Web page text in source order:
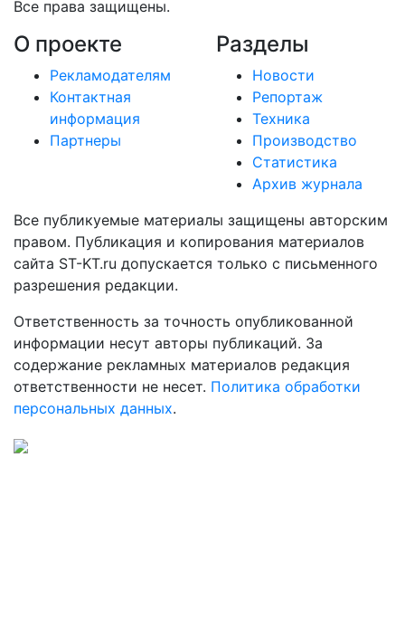
Все права защищены.
О проекте
Рекламодателям
Контактная
информация
Партнеры
Разделы
Новости
Репортаж
Техника
Производство
Статистика
Архив журнала
Все публикуемые материалы защищены авторским
правом. Публикация и копирования материалов
сайта ST-KT.ru допускается только с письменного
разрешения редакции.
Ответственность за точность опубликованной
информации несут авторы публикаций. За
содержание рекламных материалов редакция
ответственности не несет. Политика обработки
персональных данных.